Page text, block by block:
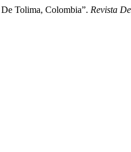
Tolima, Colombia”. Revista